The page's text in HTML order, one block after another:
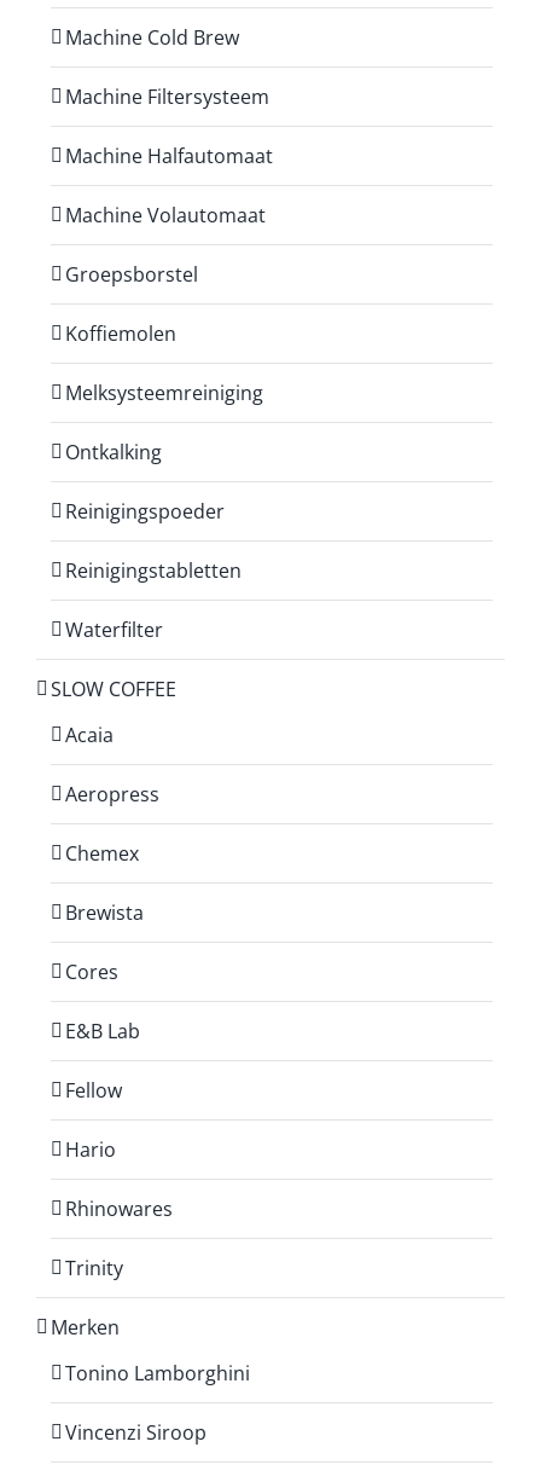
Machine Cold Brew
Machine Filtersysteem
Machine Halfautomaat
Machine Volautomaat
Groepsborstel
Koffiemolen
Melksysteemreiniging
Ontkalking
Reinigingspoeder
Reinigingstabletten
Waterfilter
SLOW COFFEE
Acaia
Aeropress
Chemex
Brewista
Cores
E&B Lab
Fellow
Hario
Rhinowares
Trinity
Merken
Tonino Lamborghini
Vincenzi Siroop